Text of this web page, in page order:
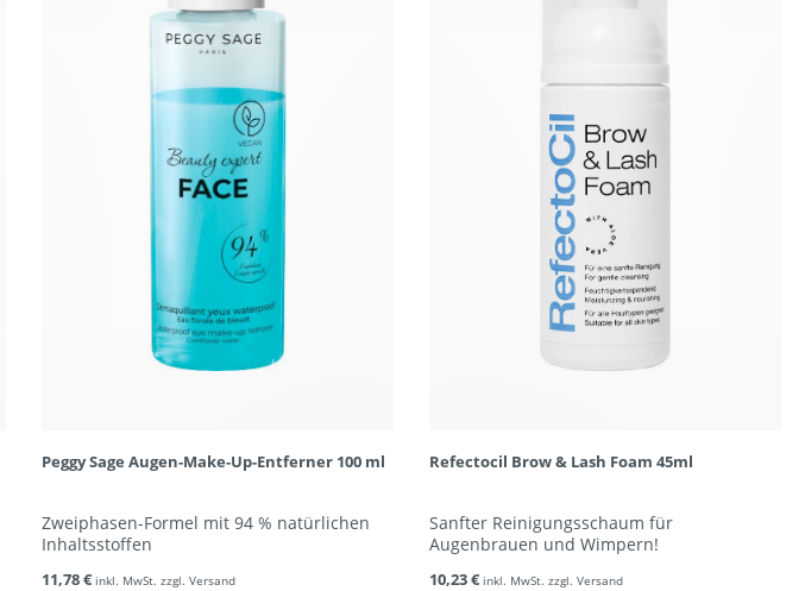
Peggy Sage Augen-Make-Up-Entferner 100 ml
Zweiphasen-Formel mit 94 % natürlichen
Inhaltsstoffen
11,78 € inkl. MwSt. zzgl. Versand
Refectocil Brow & Lash Foam 45ml
Sanfter Reinigungsschaum für
Augenbrauen und Wimpern!
10,23 € inkl. MwSt. zzgl. Versand